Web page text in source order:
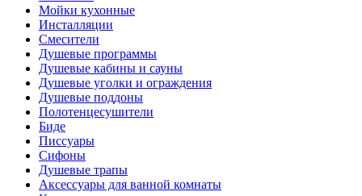
Мойки кухонные
Инсталляции
Смесители
Душевые программы
Душевые кабины и сауны
Душевые уголки и ограждения
Душевые поддоны
Полотенцесушители
Биде
Писсуары
Сифоны
Душевые трапы
Аксессуары для ванной комнаты